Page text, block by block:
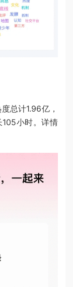
总计1.96亿，
小时。详情